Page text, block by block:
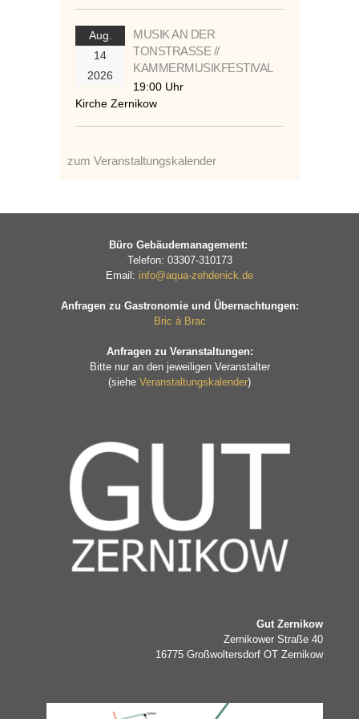
Aug.
14
2026
MUSIK AN DER
TONSTRASSE //
KAMMERMUSIKFESTIVAL
19:00 Uhr
Kirche Zernikow
zum Veranstaltungskalender
Büro Gebäudemanagement:
Telefon: 03307-310173
Email: info@aqua-zehdenick.de
Anfragen zu Gastronomie und Übernachtungen:
Bric à Brac
Anfragen zu Veranstaltungen:
Bitte nur an den jeweiligen Veranstalter
(siehe Veranstaltungskalender)
Gut Zernikow
Zernikower Straße 40
16775 Großwoltersdorf OT Zernikow